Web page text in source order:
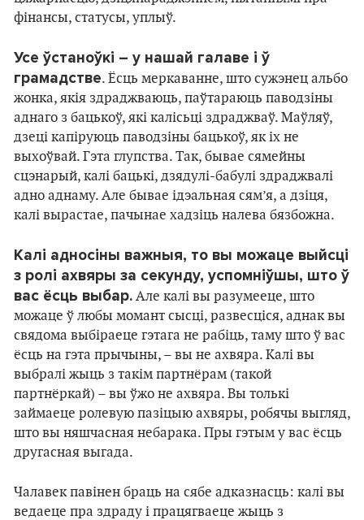
фінансы, статусы, уплыў.
Усе ўстаноўкі – у нашай галаве і ў
грамадстве. Ёсць меркаванне, што сужэнец альбо
жонка, якія здраджваюць, паўтараюць паводзіны
аднаго з бацькоў, які калісьці здраджваў. Маўляў,
дзеці капіруюць паводзіны бацькоў, як іх не
выхоўвай. Гэта глупства. Так, бывае сямейны
сцэнарый, калі бацькі, дзядулі-бабулі здраджвалі
адно аднаму. Але бывае ідэальная сям’я, а дзіця,
калі вырастае, пачынае хадзіць налева бязбожна.
Калі адносіны важныя, то вы можаце выйсці
з ролі ахвяры за секунду, успомніўшы, што ў
вас ёсць выбар. Але калі вы разумееце, што
можаце ў любы момант сысці, развесціся, аднак вы
свядома выбіраеце гэтага не рабіць, таму што ў вас
ёсць на гэта прычыны, – вы не ахвяра. Калі вы
выбралі жыць з такім партнёрам (такой
партнёркай) – вы ўжо не ахвяра. Вы толькі
займаеце ролевую пазіцыю ахвяры, робячы выгляд,
што вы няшчасная небарака. Пры гэтым у вас ёсць
другасная выгада.
Чалавек павінен браць на сябе адказнасць: калі вы
ведаеце пра здраду і працягваеце жыць з